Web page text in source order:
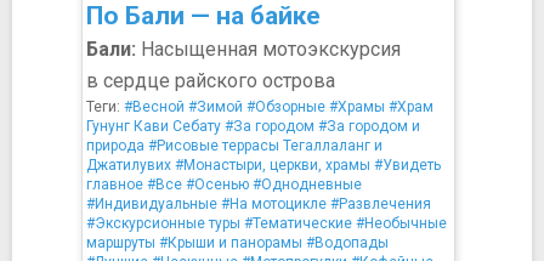
По Бали — на байке
Бали: Насыщенная мотоэкскурсия
в сердце райского острова
Теги: #Весной #Зимой #Обзорные #Храмы #Храм
Гунунг Кави Себату #За городом #За городом и
природа #Рисовые террасы Тегаллаланг и
Джатилувих #Монастыри, церкви, храмы #Увидеть
главное #Все #Осенью #Однодневные
#Индивидуальные #На мотоцикле #Развлечения
#Экскурсионные туры #Тематические #Необычные
маршруты #Крыши и панорамы #Водопады